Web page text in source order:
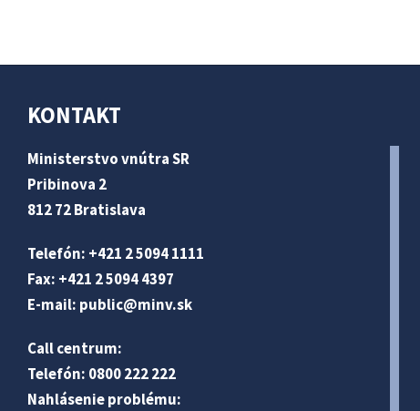
KONTAKT
Ministerstvo vnútra SR
Pribinova 2
812 72 Bratislava
Telefón: +421 2 5094 1111
Fax: +421 2 5094 4397
E-mail: public@minv.sk
Call centrum:
Telefón: 0800 222 222
Nahlásenie problému: